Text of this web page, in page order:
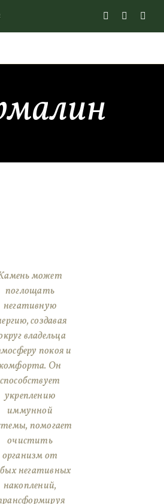
может
поглощать
негативную
создавая
владельца
покоя и
Он
способствует
укреплению
иммунной
помогает
очистить
организм от
негативных
накоплений,